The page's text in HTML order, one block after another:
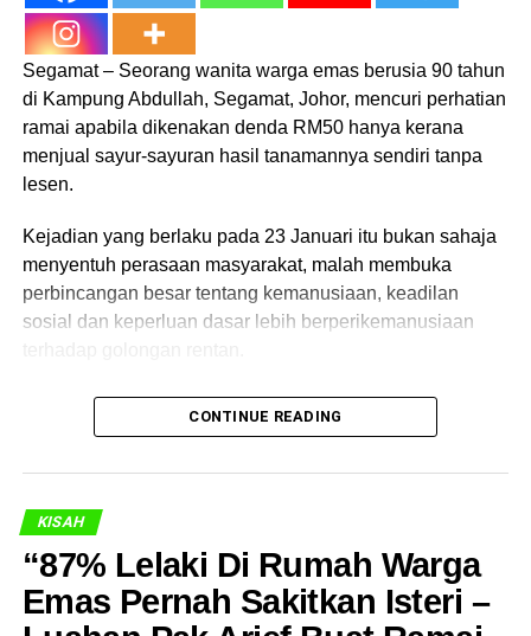
Segamat – Seorang wanita warga emas berusia 90 tahun
di Kampung Abdullah, Segamat, Johor, mencuri perhatian
ramai apabila dikenakan denda RM50 hanya kerana
menjual sayur-sayuran hasil tanamannya sendiri tanpa
lesen.
Kejadian yang berlaku pada 23 Januari itu bukan sahaja
menyentuh perasaan masyarakat, malah membuka
perbincangan besar tentang kemanusiaan, keadilan
sosial dan keperluan dasar lebih berperikemanusiaan
“Saya Cuma Jual Sedikit…”
tersebut ketika beliau menjual sayur secara kecil-kecilan
di tepi jalan.
Menurut Steven, seorang pegawai Majlis Perbandaran
Segamat (MPS) telah mengeluarkan saman RM50 kerana
CONTINUE READING
KISAH
“87% Lelaki Di Rumah Warga
Emas Pernah Sakitkan Isteri –